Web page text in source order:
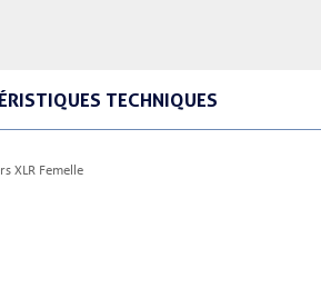
TECHNIQUES
XLR Femelle